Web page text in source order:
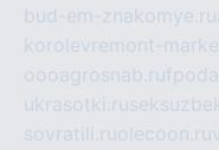
bud-em-znakomye.ru
korolevremont-
oooagrosnab.ru
ukrasotki.ru
sovratili.ruolecoon.ru